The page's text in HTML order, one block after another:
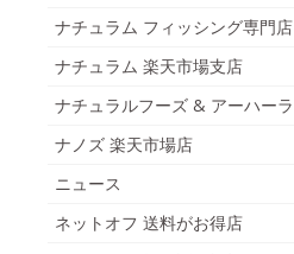
ナチュラム フィッシング専門店
ナチュラム 楽天市場支店
ナチュラルフーズ & アーハーラ
ナノズ 楽天市場店
ニュース
ネットオフ 送料がお得店